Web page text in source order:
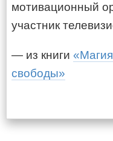
мотивационный
участник
— из книги
свободы»